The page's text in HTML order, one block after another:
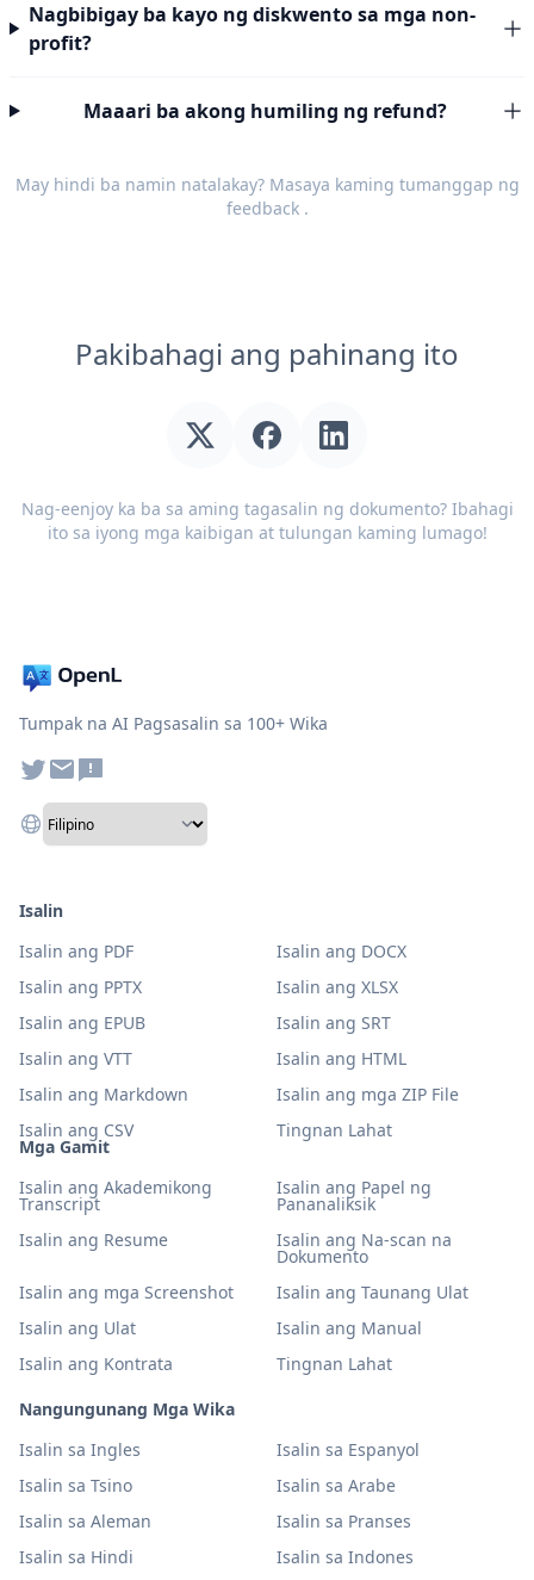
Nagbibigay ba kayo ng diskwento sa mga non-
profit?
Maaari ba akong humiling ng refund?
May hindi ba namin natalakay? Masaya kaming tumanggap ng
feedback.
Pakibahagi ang pahinang ito
Nag-eenjoy ka ba sa aming tagasalin ng dokumento? Ibahagi
ito sa iyong mga kaibigan at tulungan kaming lumago!
Tumpak na AI Pagsasalin sa 100+ Wika
Mga Gamit
Isalin ang Akademikong
Transcript
Isalin ang Papel ng
Pananaliksik
Isalin ang Resume
Isalin ang Na-scan na
Dokumento
Isalin ang mga Screenshot
Isalin ang Taunang Ulat
Isalin ang Ulat
Isalin ang Manual
Isalin ang Kontrata
Tingnan Lahat
Nangungunang Mga Wika
Isalin sa Ingles
Isalin sa Espanyol
Isalin sa Tsino
Isalin sa Arabe
Isalin sa Aleman
Isalin sa Pranses
Isalin sa Hindi
Isalin sa Indones
Isalin
Isalin ang PDF
Isalin ang DOCX
Isalin ang PPTX
Isalin ang XLSX
Isalin ang EPUB
Isalin ang SRT
Isalin ang VTT
Isalin ang HTML
Isalin ang Markdown
Isalin ang mga ZIP File
Isalin ang CSV
Tingnan Lahat